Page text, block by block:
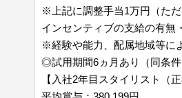
※上記に調整手当1万円（ただ
インセンティブの支給の有無
※経験や能力、配属地域等に
◎試用期間6ヵ月あり（同条件
【入社2年目スタイリスト（正